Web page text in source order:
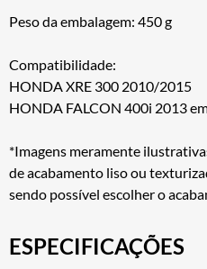
Peso da embalagem: 450 g
Compatibilidade:
HONDA XRE 300 2010/2015
HONDA FALCON 400i 2013
*Imagens meramente
de acabamento liso ou
sendo possível escolher o
ESPECIFICAÇÕES